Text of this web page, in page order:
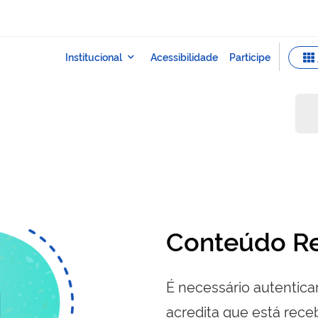
Conteúdo
É necessário
acredita que está